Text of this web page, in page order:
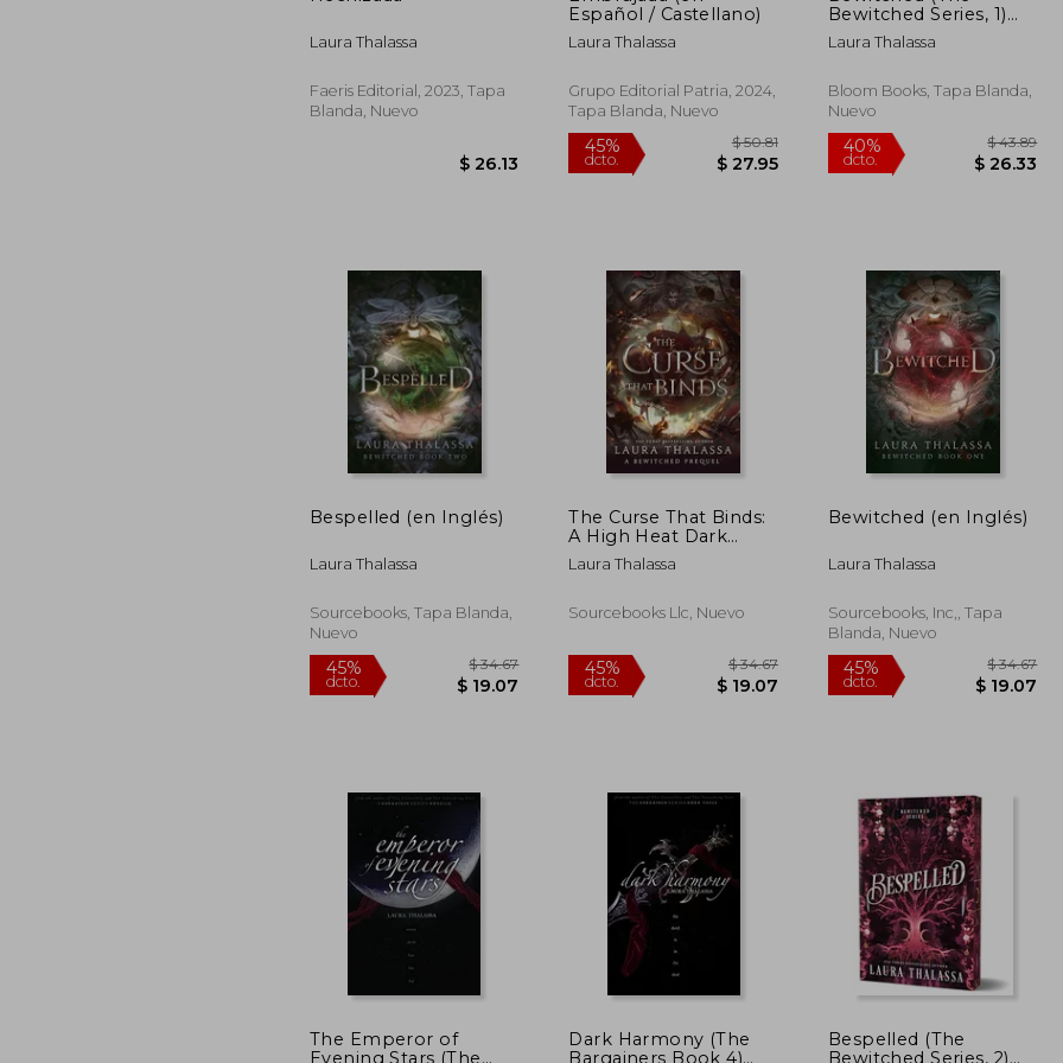
Laura Thalassa
Faeris Editorial, 2023, Tapa
Blanda, Nuevo
$ 26.13
Español / Castellano)
Laura Thalassa
Grupo Editorial Patria, 2024,
Tapa Blanda, Nuevo
45%
dcto.
$ 50.81
Bewitched Series, 1)
(en Inglés)
Laura Thalassa
Bloom Books, Tapa Blanda,
Nuevo
40%
Bespelled (en Inglés)
Laura Thalassa
Sourcebooks, Tapa Blanda,
Nuevo
The Curse That Binds:
A High Heat Dark
Fantasy Romance
(The Bewitched Series)
Laura Thalassa
Sourcebooks Llc, Nuevo
Bewitched (en Inglés)
Laura Thalassa
Sourcebooks, Inc,, Tapa
Blanda, Nuevo
The Emperor of
Evening Stars (The
Dark Harmony (The
Bargainers Book 4)
Bespelled (The
Bewitched Series, 2)